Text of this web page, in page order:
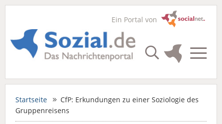
Ein Portal von
Startseite
CfP: Erkundungen zu einer Soziologie des
Gruppenreisens